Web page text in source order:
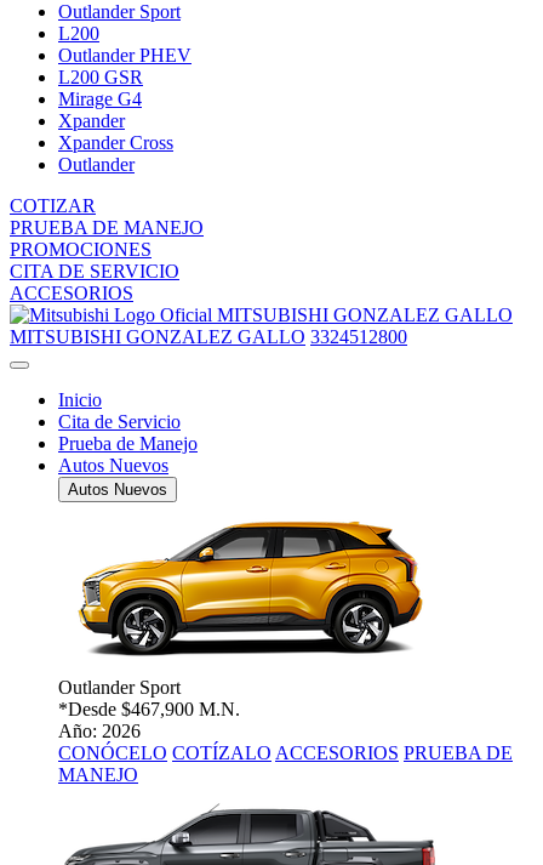
Outlander Sport
L200
Outlander PHEV
L200 GSR
Mirage G4
Xpander
Xpander Cross
Outlander
COTIZAR
PRUEBA DE MANEJO
PROMOCIONES
CITA DE SERVICIO
ACCESORIOS
MITSUBISHI GONZALEZ GALLO
MITSUBISHI GONZALEZ GALLO 3324512800
Inicio
Cita de Servicio
Prueba de Manejo
Autos Nuevos
Autos Nuevos
Outlander Sport
*Desde $467,900 M.N.
Año: 2026
CONÓCELO COTÍZALO ACCESORIOS PRUEBA DE
MANEJO